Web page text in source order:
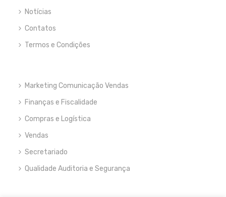
Notícias
Contatos
Termos e Condições
Marketing Comunicação Vendas
Finanças e Fiscalidade
Compras e Logística
Vendas
Secretariado
Qualidade Auditoria e Segurança